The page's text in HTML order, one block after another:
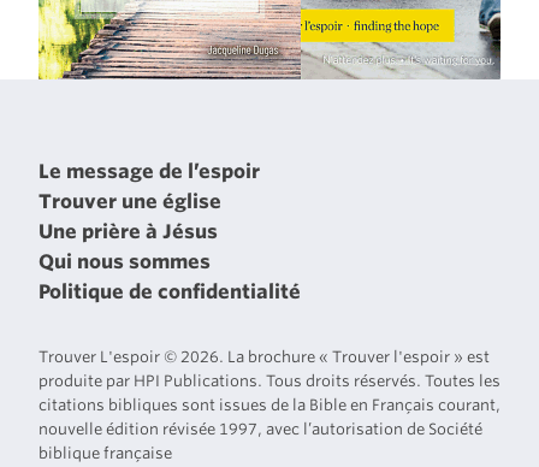
Le message de l’espoir
Trouver une église
Une prière à Jésus
Qui nous sommes
Politique de confidentialité
Trouver L'espoir © 2026. La brochure « Trouver l'espoir » est
produite par HPI Publications. Tous droits réservés. Toutes les
citations bibliques sont issues de la Bible en Français courant,
nouvelle édition révisée 1997, avec l’autorisation de Société
biblique française